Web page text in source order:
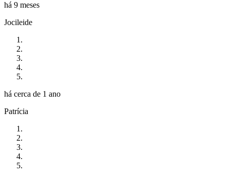
há 9 meses
Jocileide
há cerca de 1 ano
Patrícia